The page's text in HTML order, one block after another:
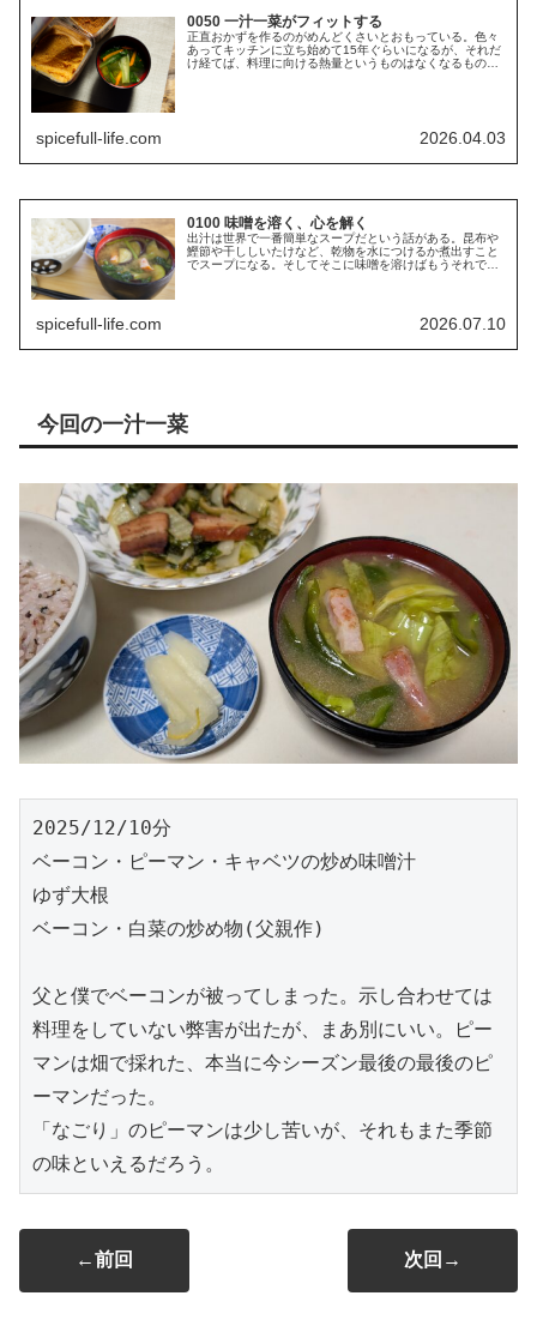
0050 一汁一菜がフィットする
正直おかずを作るのがめんどくさいとおもっている。色々
あってキッチンに立ち始めて15年ぐらいになるが、それだ
け経てば、料理に向ける熱量というものはなくなるもので
spicefull-life.com 2026.04.03
0100 味噌を溶く、心を解く
出汁は世界で一番簡単なスープだという話がある。昆布や
鰹節や干ししいたけなど、乾物を水につけるか煮出すこと
でスープになる。そしてそこに味噌を溶けばもうそれで味
spicefull-life.com 2026.07.10
今回の一汁一菜
2025/12/10分
ベーコン・ピーマン・キャベツの炒め味噌汁
ゆず大根
ベーコン・白菜の炒め物(父親作)
父と僕でベーコンが被ってしまった。示し合わせては
料理をしていない弊害が出たが、まあ別にいい。ピー
マンは畑で採れた、本当に今シーズン最後の最後のピ
ーマンだった。
「なごり」のピーマンは少し苦いが、それもまた季節
の味といえるだろう。
←前回 次回→